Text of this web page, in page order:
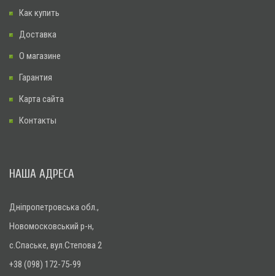
Как купить
Доставка
О магазине
Гарантия
Карта сайта
Контакты
НАША АДРЕСА
Дніпропетровська обл.,
Новомосковський р-н,
с.Спаське, вул.Степова 2
+38 (098) 172-75-99